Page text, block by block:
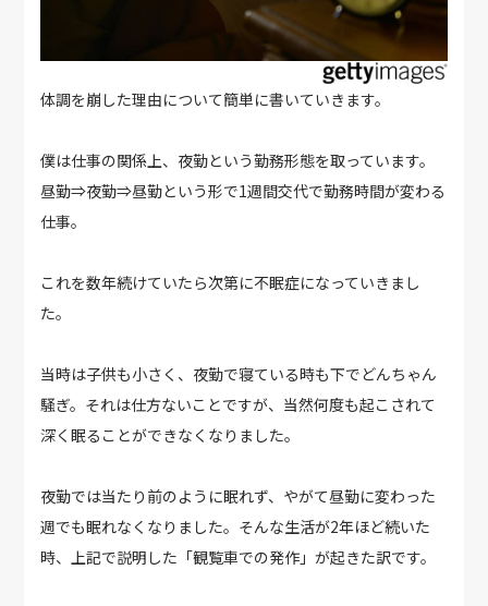
体調を崩した理由について簡単に書いていきます。
僕は仕事の関係上、夜勤という勤務形態を取っています。
昼勤⇒夜勤⇒昼勤という形で1週間交代で勤務時間が変わる
仕事。
これを数年続けていたら次第に不眠症になっていきまし
た。
当時は子供も小さく、夜勤で寝ている時も下でどんちゃん
騒ぎ。それは仕方ないことですが、当然何度も起こされて
深く眠ることができなくなりました。
夜勤では当たり前のように眠れず、やがて昼勤に変わった
週でも眠れなくなりました。そんな生活が2年ほど続いた
時、上記で説明した「観覧車での発作」が起きた訳です。